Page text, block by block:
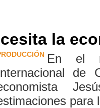
la
En el
de
para